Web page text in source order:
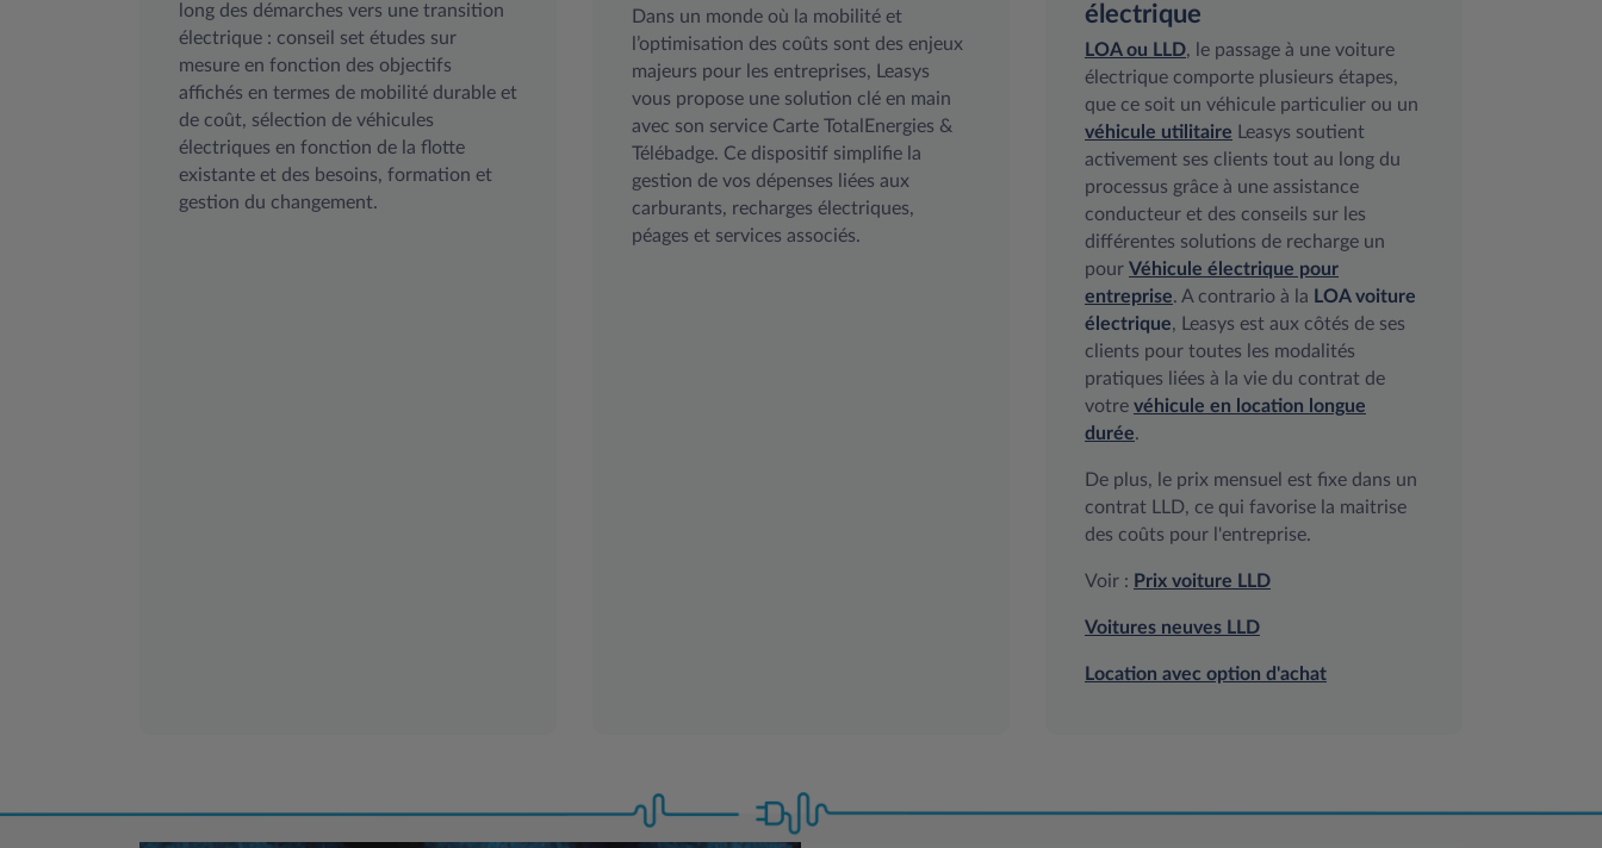
long des démarches vers une transition
électrique : conseil set études sur
mesure en fonction des objectifs
affichés en termes de mobilité durable et
de coût, sélection de véhicules
électriques en fonction de la flotte
existante et des besoins, formation et
gestion du changement.
Dans un monde où la mobilité et
l’optimisation des coûts sont des enjeux
majeurs pour les entreprises, Leasys
vous propose une solution clé en main
avec son service Carte TotalEnergies &
Télébadge. Ce dispositif simplifie la
gestion de vos dépenses liées aux
carburants, recharges électriques,
péages et services associés.
électrique
LOA ou LLD, le passage à une voiture
électrique comporte plusieurs étapes,
que ce soit un véhicule particulier ou un
véhicule utilitaire Leasys soutient
activement ses clients tout au long du
processus grâce à une assistance
conducteur et des conseils sur les
différentes solutions de recharge un
pour Véhicule électrique pour
entreprise. A contrario à la LOA voiture
électrique, Leasys est aux côtés de ses
clients pour toutes les modalités
pratiques liées à la vie du contrat de
votre véhicule en location longue
durée.
De plus, le prix mensuel est fixe dans un
contrat LLD, ce qui favorise la maitrise
des coûts pour l'entreprise.
Voir : Prix voiture LLD
Voitures neuves LLD
Location avec option d'achat